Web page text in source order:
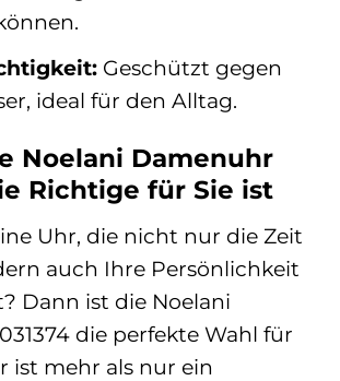
Geschützt gegen
ideal für den Alltag.
Noelani Damenuhr
Richtige für Sie ist
Uhr, die nicht nur die Zeit
auch Ihre Persönlichkeit
Dann ist die Noelani
die perfekte Wahl für
ist mehr als nur ein